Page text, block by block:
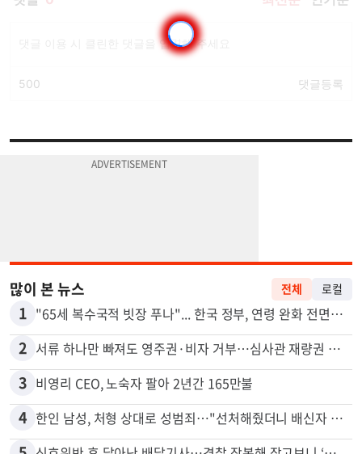
많이 본 뉴스 전체 로컬
1 "65세 복수국적 빗장 푸나"... 한국 정부, 연령 완화 전면 추진
2 서류 하나만 빠져도 영주권·비자 거부…심사관 재량권 대폭 확대
3 비영리 CEO, 노숙자 팔아 2년간 165만불
4 한인 남성, 처형 상대로 성범죄…"선처해줬더니 배신자 취급"